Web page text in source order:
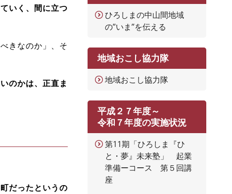
いく、間に立つ
きなのか」、そ
のかは、正直ま
だったというの
ひろしまの中山間地域
の”いま”を伝える
地域おこし協力隊
地域おこし協力隊
平成２７年度～
令和７年度の実施状況
第11期「ひろしま『ひ
と・夢』未来塾」 起業
準備ーコース 第５回講
座